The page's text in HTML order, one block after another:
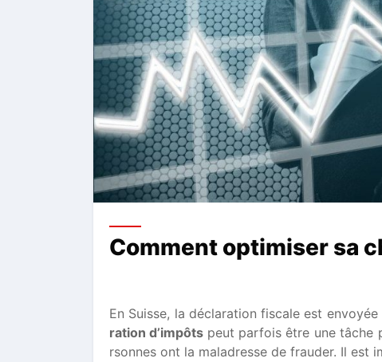
Comment optimiser sa
En Suisse, la déclaration fiscale est
ration d’impôts peut parfois être une tâche
rsonnes ont la maladresse de frauder. Il est